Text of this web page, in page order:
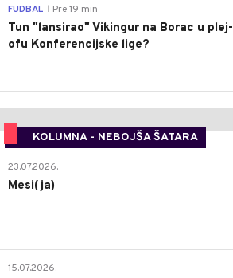
FUDBAL Pre 19 min
Tun "lansirao" Vikingur na Borac u plej-
ofu Konferencijske lige?
KOLUMNA - NEBOJŠA ŠATARA
23.07.2026.
Mesi(ja)
15.07.2026.